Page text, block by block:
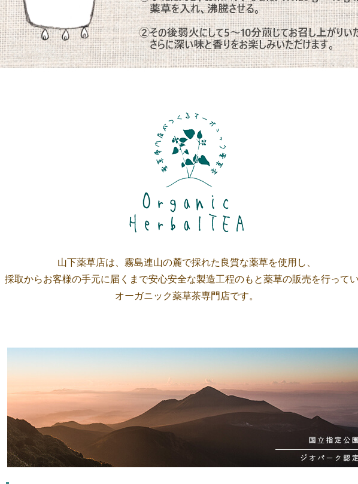
山下薬草店は、霧島連山の麓で採れた良質な薬草を使用し、
採取からお客様の手元に届くまで安心安全な製造工程のもと薬草の販売を行って
オーガニック薬草茶専門店です。